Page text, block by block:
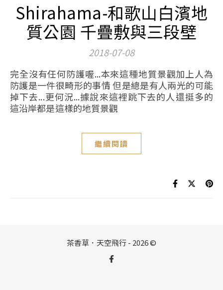
Shirahama-和歌山白濱地
質公園 千疊敷與三段壁
2018-07-08
完全沒有任何防護喔...本來這種地質景觀加上人為
防護是一件很畸形的事情 但是總是有人兩光的可能
掉下去...更何況...據說來這裡跳下去的人還挺多的
這沿岸都是這樣的地質景觀
繼續閱讀
茶香草．天空飛行 - 2026 ©